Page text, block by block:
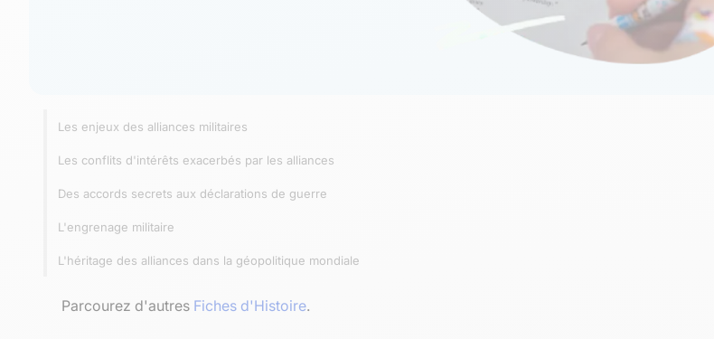
Les enjeux des alliances militaires
Les conflits d'intérêts exacerbés par les alliances
Des accords secrets aux déclarations de guerre
L'engrenage militaire
L'héritage des alliances dans la géopolitique mondiale
Parcourez d'autres Fiches d'Histoire.